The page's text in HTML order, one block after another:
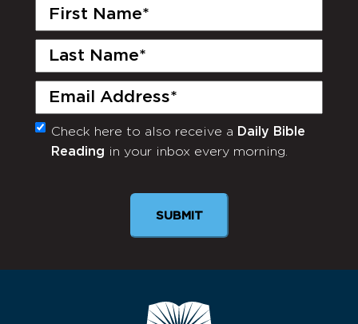
First
Last
Email
(Required)
Monthly
Newsletter
Check here to also receive a Daily Bible
Reading in your inbox every morning.
SUBMIT